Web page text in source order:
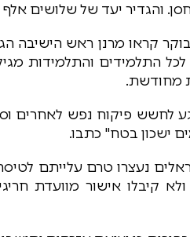
והגדיר יעד של שלושים אלף
קראו מרנן ראש הישיבה
לכל התלמידים והתלמידות
מחודשת.
לחשש פיקוח נפש לאחרים
ישכון בטח" כתבו.
נעצרו טרם עלייתם
קיבלו אישור מוועדת